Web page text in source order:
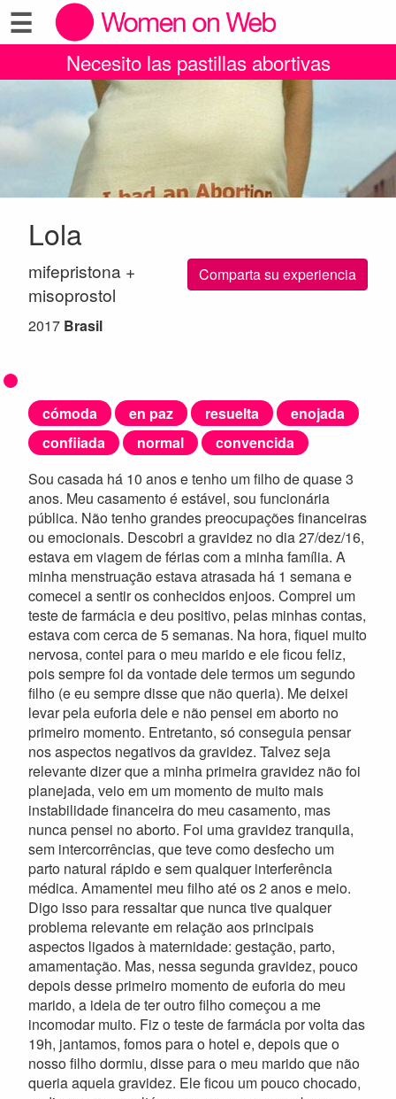
☰
Necesito las pastillas abortivas
Lola
Comparta su experiencia
mifepristona +
misoprostol
2017 Brasil
cómoda en paz resuelta
enojada
confiiada
normal
convencida
Sou casada há 10 anos e tenho um filho de quase 3
anos. Meu casamento é estável, sou funcionária
pública. Não tenho grandes preocupações financeiras
ou emocionais. Descobri a gravidez no dia 27/dez/16,
estava em viagem de férias com a minha família. A
minha menstruação estava atrasada há 1 semana e
comecei a sentir os conhecidos enjoos. Comprei um
teste de farmácia e deu positivo, pelas minhas contas,
estava com cerca de 5 semanas. Na hora, fiquei muito
nervosa, contei para o meu marido e ele ficou feliz,
pois sempre foi da vontade dele termos um segundo
filho (e eu sempre disse que não queria). Me deixei
levar pela euforia dele e não pensei em aborto no
primeiro momento. Entretanto, só conseguia pensar
nos aspectos negativos da gravidez. Talvez seja
relevante dizer que a minha primeira gravidez não foi
planejada, veio em um momento de muito mais
instabilidade financeira do meu casamento, mas
nunca pensei no aborto. Foi uma gravidez tranquila,
sem intercorrências, que teve como desfecho um
parto natural rápido e sem qualquer interferência
médica. Amamentei meu filho até os 2 anos e meio.
Digo isso para ressaltar que nunca tive qualquer
problema relevante em relação aos principais
aspectos ligados à maternidade: gestação, parto,
amamentação. Mas, nessa segunda gravidez, pouco
depois desse primeiro momento de euforia do meu
marido, a ideia de ter outro filho começou a me
incomodar muito. Fiz o teste de farmácia por volta das
19h, jantamos, fomos para o hotel e, depois que o
nosso filho dormiu, disse para o meu marido que não
queria aquela gravidez. Ele ficou um pouco chocado,